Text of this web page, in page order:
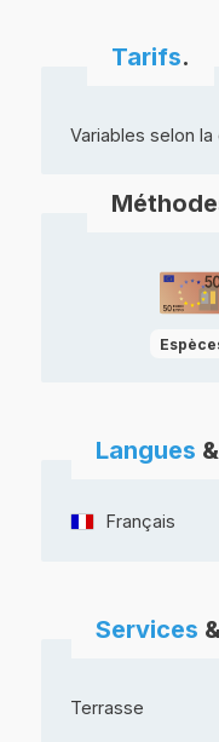
Tarifs.
Variables selon la
Langues &
Français
Services
Terrasse